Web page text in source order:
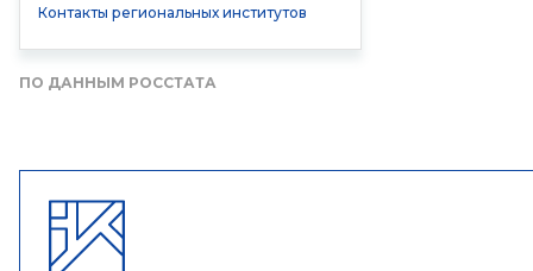
Контакты региональных институтов
ПО ДАННЫМ РОССТАТА